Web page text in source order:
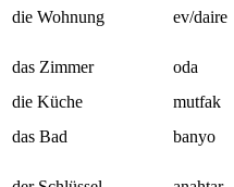
die Wohnung ev/daire
das Zimmer
oda
die Küche
mutfak
das Bad
banyo